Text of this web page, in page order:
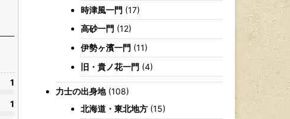
1
1
時津風一門 (17)
高砂一門 (12)
伊勢ヶ濱一門 (11)
旧・貴ノ花一門 (4)
力士の出身地(108)
北海道・東北地方 (15)